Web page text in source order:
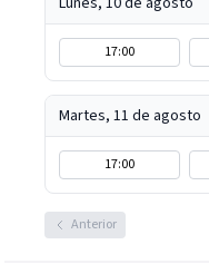
17:00
Martes, 11 de agosto
17:00
Anterior